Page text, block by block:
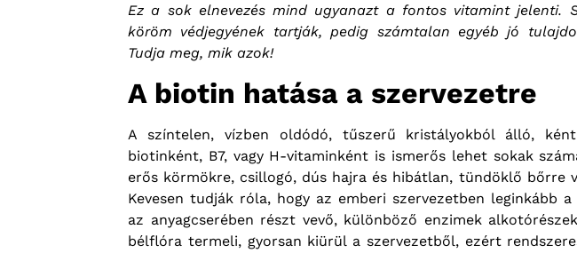
Ez a sok elnevezés mind ugyanazt a fontos vitamint jelenti.
köröm védjegyének tartják, pedig számtalan egyéb jó
Tudja meg, mik azok!
A biotin hatása a szervezetre
A színtelen, vízben oldódó, tűszerű kristályokból álló,
biotinként, B7, vagy H-vitaminként is ismerős lehet sokak
erős körmökre, csillogó, dús hajra és hibátlan, tündöklő bőrre
Kevesen tudják róla, hogy az emberi szervezetben leginkább a
az anyagcserében részt vevő, különböző enzimek
bélflóra termeli, gyorsan kiürül a szervezetből, ezért